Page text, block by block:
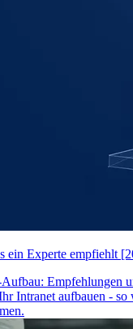
ein Experte empfiehlt
Empfehlungen
Intranet aufbauen - so